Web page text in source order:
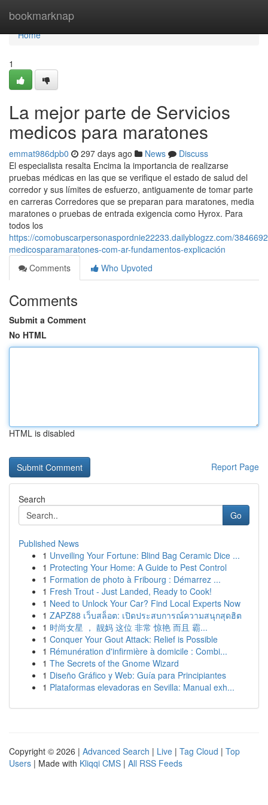
bookmarknap
Home
Home
1
La mejor parte de Servicios
medicos para maratones
emmat986dpb0 297 days ago News
Discuss
El especialista resalta Encima la importancia de realizarse
pruebas médicas en las que se verifique el estado de salud del
corredor y sus límites de esfuerzo, antiguamente de tomar parte
en carreras Corredores que se preparan para maratones, media
maratones o pruebas de entrada exigencia como Hyrox. Para
todos los
https://comobuscarpersonaspordnie22233.dailyblogzz.com/
medicosparamaratones-com-ar-fundamentos-explicación
Comments
Who Upvoted
Comments
Submit a Comment
No HTML
HTML is disabled
Report Page
Search
Go
Published News
1 Unveiling Your Fortune: Blind Bag Ceramic Dice ...
1 Protecting Your Home: A Guide to Pest Control
1 Formation de photo à Fribourg : Démarrez ...
1 Fresh Trout - Just Landed, Ready to Cook!
1 Need to Unlock Your Car? Find Local Experts Now
1 ZAPZ88 เว็บสล็อต: เปิดประสบการณ์ความสนุกสุดฮิต
1 时尚女星 ， 靓妈 这位 非常 惊艳 而且 霸...
1 Conquer Your Gout Attack: Relief is Possible
1 Rémunération d'infirmière à domicile : Combi...
1 The Secrets of the Gnome Wizard
1 Diseño Gráfico y Web: Guía para Principiantes
1 Plataformas elevadoras en Sevilla: Manual exh...
Copyright © 2026 | Advanced Search | Live | Tag Cloud | Top
Users | Made with Kliqqi CMS | All RSS Feeds